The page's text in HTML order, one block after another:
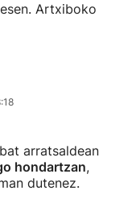
Artxiboko
arratsaldean
hondartzan,
dutenez.